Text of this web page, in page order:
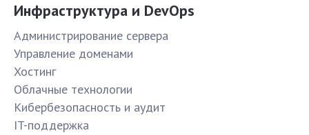
Инфраструктура и DevOps
Администрирование сервера
Управление доменами
Хостинг
Облачные технологии
Кибербезопасность и аудит
IT-поддержка